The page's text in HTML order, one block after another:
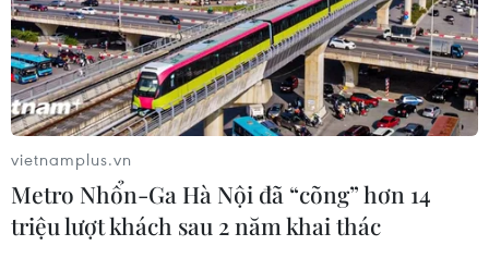
ASEAN tính đến 18 giờ chiều 27/4
27/04/2020 11:16
Bộ Y tế Lào cho biết trong 24 giờ qua, nước này không
ghi nhận thêm ca nào nhiễm virus SARS-CoV-2, trong
khi Bộ Y tế Singapore ghi nhận thêm 799 ca nhiễm
mới...
vietnamplus.vn
Metro Nhổn-Ga Hà Nội đã “cõng” hơn 14
triệu lượt khách sau 2 năm khai thác